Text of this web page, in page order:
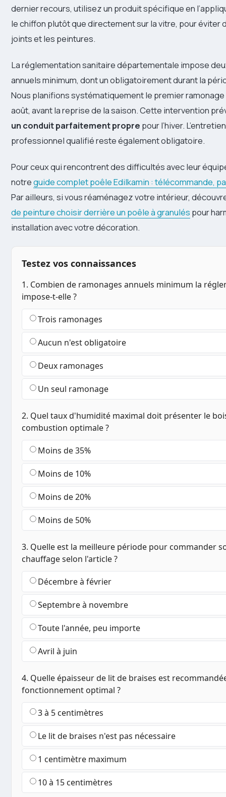
dernier recours, utilisez un produit spécifique en
le chiffon plutôt que directement sur la vitre, pour éviter
joints et les peintures.
La réglementation sanitaire départementale impose
annuels minimum, dont un obligatoirement durant la
Nous planifions systématiquement le premier
août, avant la reprise de la saison. Cette intervention
un conduit parfaitement propre pour l’hiver.
professionnel qualifié reste également obligatoire.
Pour ceux qui rencontrent des difficultés avec leur
notreguide complet poêle Edilkamin : télécommande,
Par ailleurs, si vous réaménagez votre intérieur,
de peinture choisir derrière un poêle à granulés pour
installation avec votre décoration.
Testez vos connaissances
1. Combien de ramonages annuels minimum la
impose-t-elle ?
Trois ramonages
Aucun n'est obligatoire
Deux ramonages
Un seul ramonage
2. Quel taux d'humidité maximal doit présenter le
combustion optimale ?
Moins de 35%
Moins de 10%
Moins de 20%
Moins de 50%
3. Quelle est la meilleure période pour commander
chauffage selon l'article ?
Décembre à février
Septembre à novembre
Toute l'année, peu importe
Avril à juin
4. Quelle épaisseur de lit de braises est
fonctionnement optimal ?
3 à 5 centimètres
Le lit de braises n'est pas nécessaire
1 centimètre maximum
10 à 15 centimètres